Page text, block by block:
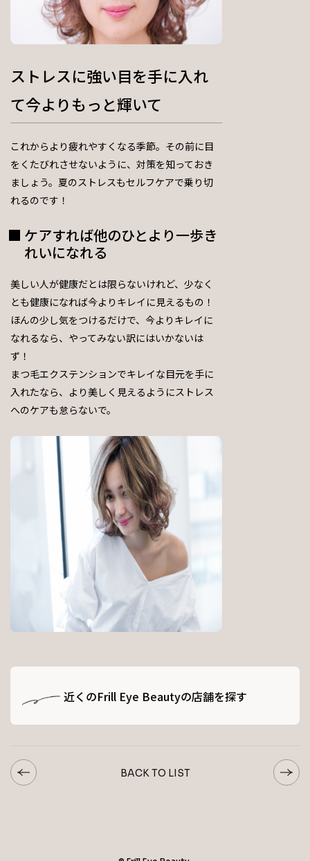
ストレスに強い目を手に入れ
て今よりもっと輝いて
これからより疲れやすくなる季節。その前に目
をくたびれさせないように、対策を知っておき
ましょう。夏のストレスもセルフケアで乗り切
れるのです！
ケアすれば他のひとより一歩き
れいになれる
美しい人が健康だとは限らないけれど、少なく
とも健康になれば今よりキレイに見えるもの！
ほんの少し気をつけるだけで、今よりキレイに
なれるなら、やってみない訳にはいかないは
ず！
まつ毛エクステンションでキレイな目元を手に
入れたなら、より美しく見えるようにストレス
へのケアも怠らないで。
近くのFrill Eye Beautyの店舗を探す
BACK TO LIST